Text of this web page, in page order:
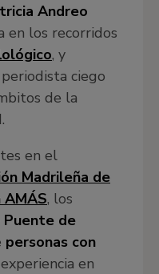
Andreo
en los recorridos
, y
periodista ciego
de la
en el
Madrileña de
AMÁS, los
Puente de
personas con
en